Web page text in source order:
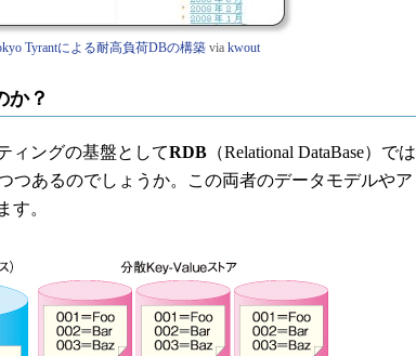
Tyrantによる耐高負荷DBの構築 via kwout
か？
ィングの基盤としてRDB （Relational DataBase）では
つあるのでしょうか。この両者のデータモデルやア
す。